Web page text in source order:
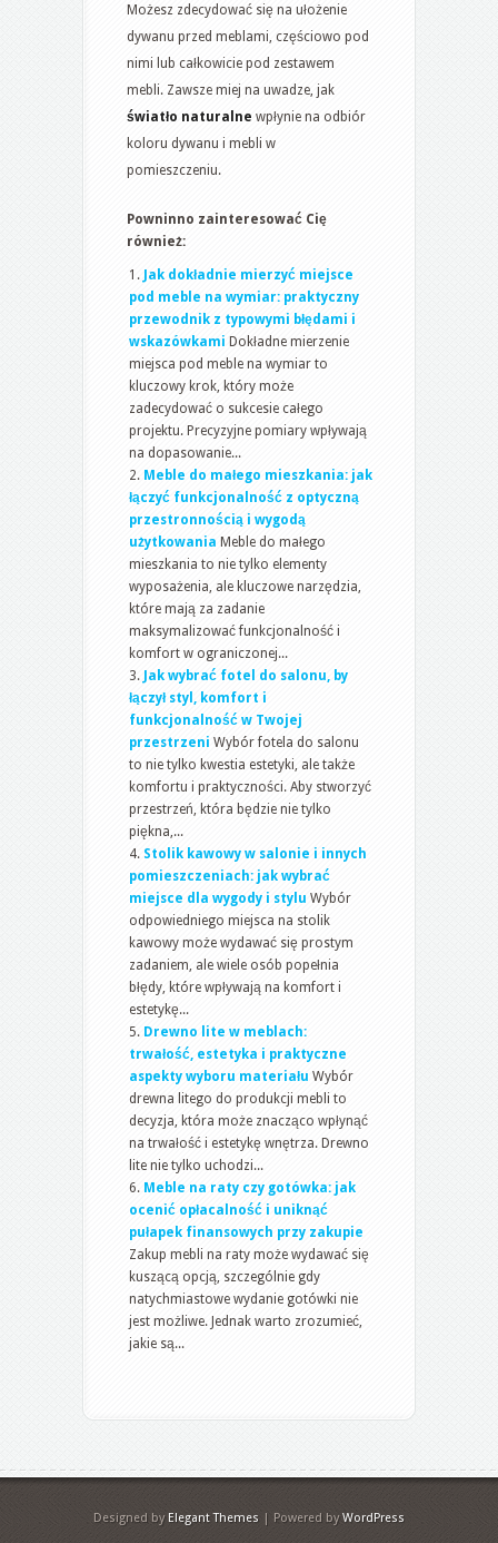
Możesz zdecydować się na ułożenie
dywanu przed meblami, częściowo pod
nimi lub całkowicie pod zestawem
mebli. Zawsze miej na uwadze, jak
światło naturalne wpłynie na odbiór
koloru dywanu i mebli w
pomieszczeniu.
Powninno zainteresować Cię
również:
Jak dokładnie mierzyć miejsce
pod meble na wymiar: praktyczny
przewodnik z typowymi błędami i
wskazówkami Dokładne mierzenie
miejsca pod meble na wymiar to
kluczowy krok, który może
zadecydować o sukcesie całego
projektu. Precyzyjne pomiary wpływają
na dopasowanie...
Meble do małego mieszkania: jak
łączyć funkcjonalność z optyczną
przestronnością i wygodą
użytkowania Meble do małego
mieszkania to nie tylko elementy
wyposażenia, ale kluczowe narzędzia,
które mają za zadanie
maksymalizować funkcjonalność i
komfort w ograniczonej...
Jak wybrać fotel do salonu, by
łączył styl, komfort i
funkcjonalność w Twojej
przestrzeni Wybór fotela do salonu
to nie tylko kwestia estetyki, ale także
komfortu i praktyczności. Aby stworzyć
przestrzeń, która będzie nie tylko
piękna,...
Stolik kawowy w salonie i innych
pomieszczeniach: jak wybrać
miejsce dla wygody i stylu Wybór
odpowiedniego miejsca na stolik
kawowy może wydawać się prostym
zadaniem, ale wiele osób popełnia
błędy, które wpływają na komfort i
estetykę...
Drewno lite w meblach:
trwałość, estetyka i praktyczne
aspekty wyboru materiału Wybór
drewna litego do produkcji mebli to
decyzja, która może znacząco wpłynąć
na trwałość i estetykę wnętrza. Drewno
lite nie tylko uchodzi...
Meble na raty czy gotówka: jak
ocenić opłacalność i uniknąć
pułapek finansowych przy zakupie
Zakup mebli na raty może wydawać się
kuszącą opcją, szczególnie gdy
natychmiastowe wydanie gotówki nie
jest możliwe. Jednak warto zrozumieć,
jakie są...
Designed by Elegant Themes | Powered byWordPress